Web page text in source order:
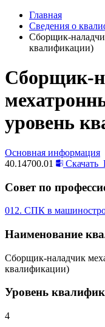
Главная
Сведения о
Сборщик-
квалификации)
Сборщик-
уровень
Основная информация
40.14700.01
Скачать
Совет по
012. СПК в
Наименование
Сборщик-наладчик
квалификации)
Уровень
4